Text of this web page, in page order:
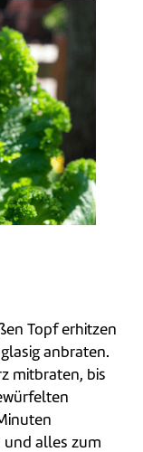
Topf erhitzen
anbraten.
mitbraten, bis
und alles zum